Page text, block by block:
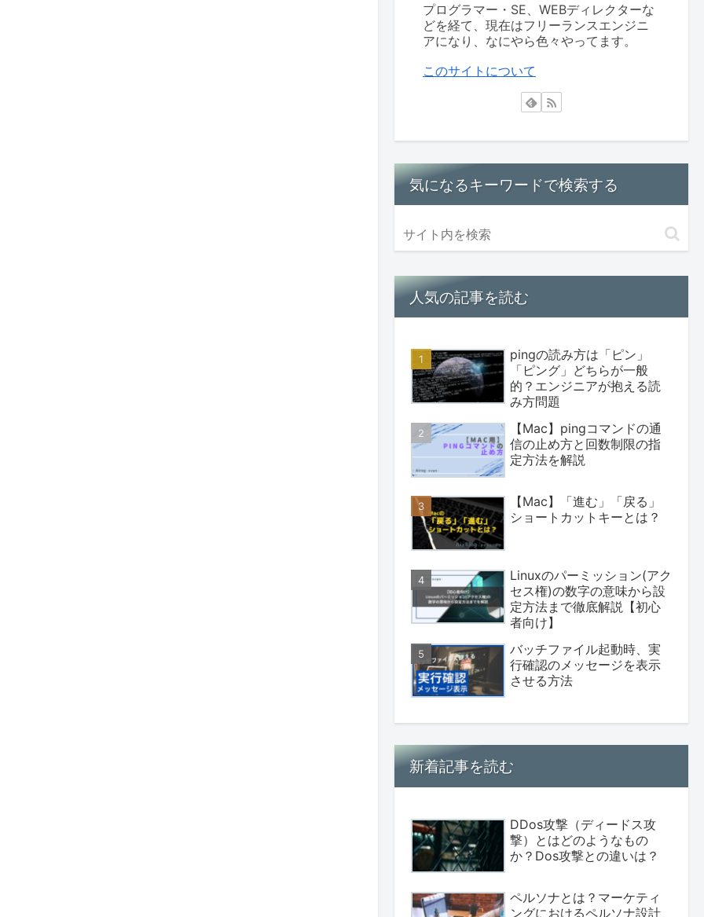
プログラマー・SE、WEBディレクターな
どを経て、現在はフリーランスエンジニ
アになり、なにやら色々やってます。
このサイトについて
気になるキーワードで検索する
人気の記事を読む
pingの読み方は「ピン」
「ピング」どちらが一般
的？エンジニアが抱える読
み方問題
【Mac】pingコマンドの通
信の止め方と回数制限の指
定方法を解説
【Mac】「進む」「戻る」
ショートカットキーとは？
Linuxのパーミッション(アク
セス権)の数字の意味から設
定方法まで徹底解説【初心
者向け】
バッチファイル起動時、実
行確認のメッセージを表示
させる方法
新着記事を読む
DDos攻撃（ディードス攻
撃）とはどのようなもの
か？Dos攻撃との違いは？
ペルソナとは？マーケティ
ングにおけるペルソナ設計